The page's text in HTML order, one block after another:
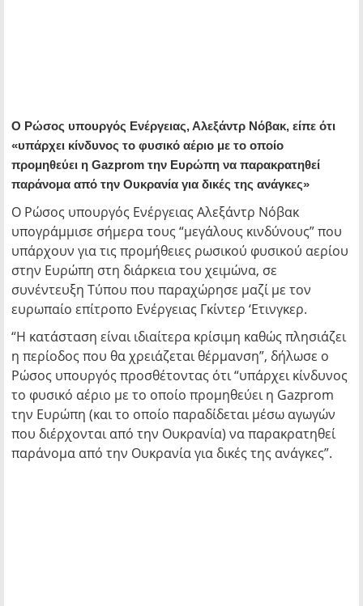
Ο Ρώσος υπουργός Ενέργειας, Αλεξάντρ Νόβακ, είπε ότι
«υπάρχει κίνδυνος το φυσικό αέριο με το οποίο
προμηθεύει η Gazprom την Ευρώπη να παρακρατηθεί
παράνομα από την Ουκρανία για δικές της ανάγκες»
Ο Ρώσος υπουργός Ενέργειας Αλεξάντρ Νόβακ
υπογράμμισε σήμερα τους “μεγάλους κινδύνους” που
υπάρχουν για τις προμήθειες ρωσικού φυσικού αερίου
στην Ευρώπη στη διάρκεια του χειμώνα, σε
συνέντευξη Τύπου που παραχώρησε μαζί με τον
ευρωπαίο επίτροπο Ενέργειας Γκίντερ ‘Ετινγκερ.
“Η κατάσταση είναι ιδιαίτερα κρίσιμη καθώς πλησιάζει
η περίοδος που θα χρειάζεται θέρμανση”, δήλωσε ο
Ρώσος υπουργός προσθέτοντας ότι “υπάρχει κίνδυνος
το φυσικό αέριο με το οποίο προμηθεύει η Gazprom
την Ευρώπη (και το οποίο παραδίδεται μέσω αγωγών
που διέρχονται από την Ουκρανία) να παρακρατηθεί
παράνομα από την Ουκρανία για δικές της ανάγκες”.